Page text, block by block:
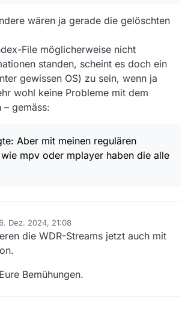
X-STREAM-
wären ja gerade die gelöschten
File möglicherweise nicht
standen, scheint es doch ein
gewissen OS) zu sein, wenn ja
wohl keine Probleme mit dem
– gemäss:
Aber mit meinen regulären
mpv oder mplayer haben die alle
Dez. 2024, 21:08
von
die WDR-Streams jetzt auch mit
Bemühungen.